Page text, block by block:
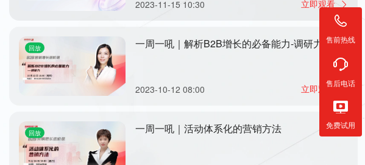
售前热线
售后电话
免费试用